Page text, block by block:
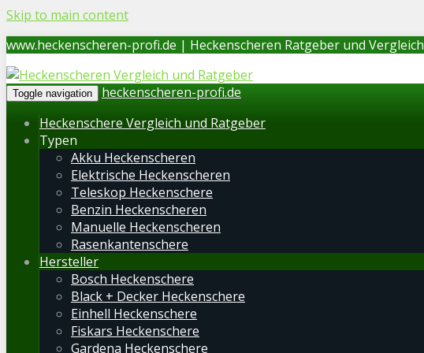
Skip to main content
www.heckenscheren-profi.de | Heckenscheren Ratgeber und Vergleich
Toggle navigation
heckenscheren-profi.de
Heckenschere Vergleich und Ratgeber
Typen
Akku Heckenscheren
Elektrische Heckenscheren
Teleskop Heckenschere
Benzin Heckenscheren
Manuelle Heckenscheren
Rasenkantenschere
Hersteller
Bosch Heckenschere
Black + Decker Heckenschere
Einhell Heckenschere
Fiskars Heckenschere
Gardena Heckenschere